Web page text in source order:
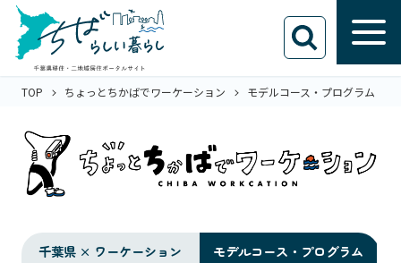
TOP ちょっとちかばでワーケーション モデルコース・プログラム
千葉県 × ワーケーション
モデルコース・プログラム